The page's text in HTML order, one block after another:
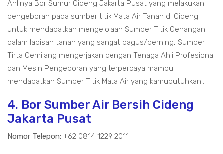
Ahlinya Bor Sumur Cideng Jakarta Pusat yang melakukan
pengeboran pada sumber titik Mata Air Tanah di Cideng
untuk mendapatkan mengelolaan Sumber Titik Genangan
dalam lapisan tanah yang sangat bagus/berning, Sumber
Tirta Gemilang mengerjakan dengan Tenaga Ahli Profesional
dan Mesin Pengeboran yang terpercaya mampu
mendapatkan Sumber Titik Mata Air yang kamubutuhkan...
4. Bor Sumber Air Bersih Cideng
Jakarta Pusat
Nomor Telepon: +62 0814 1229 2011